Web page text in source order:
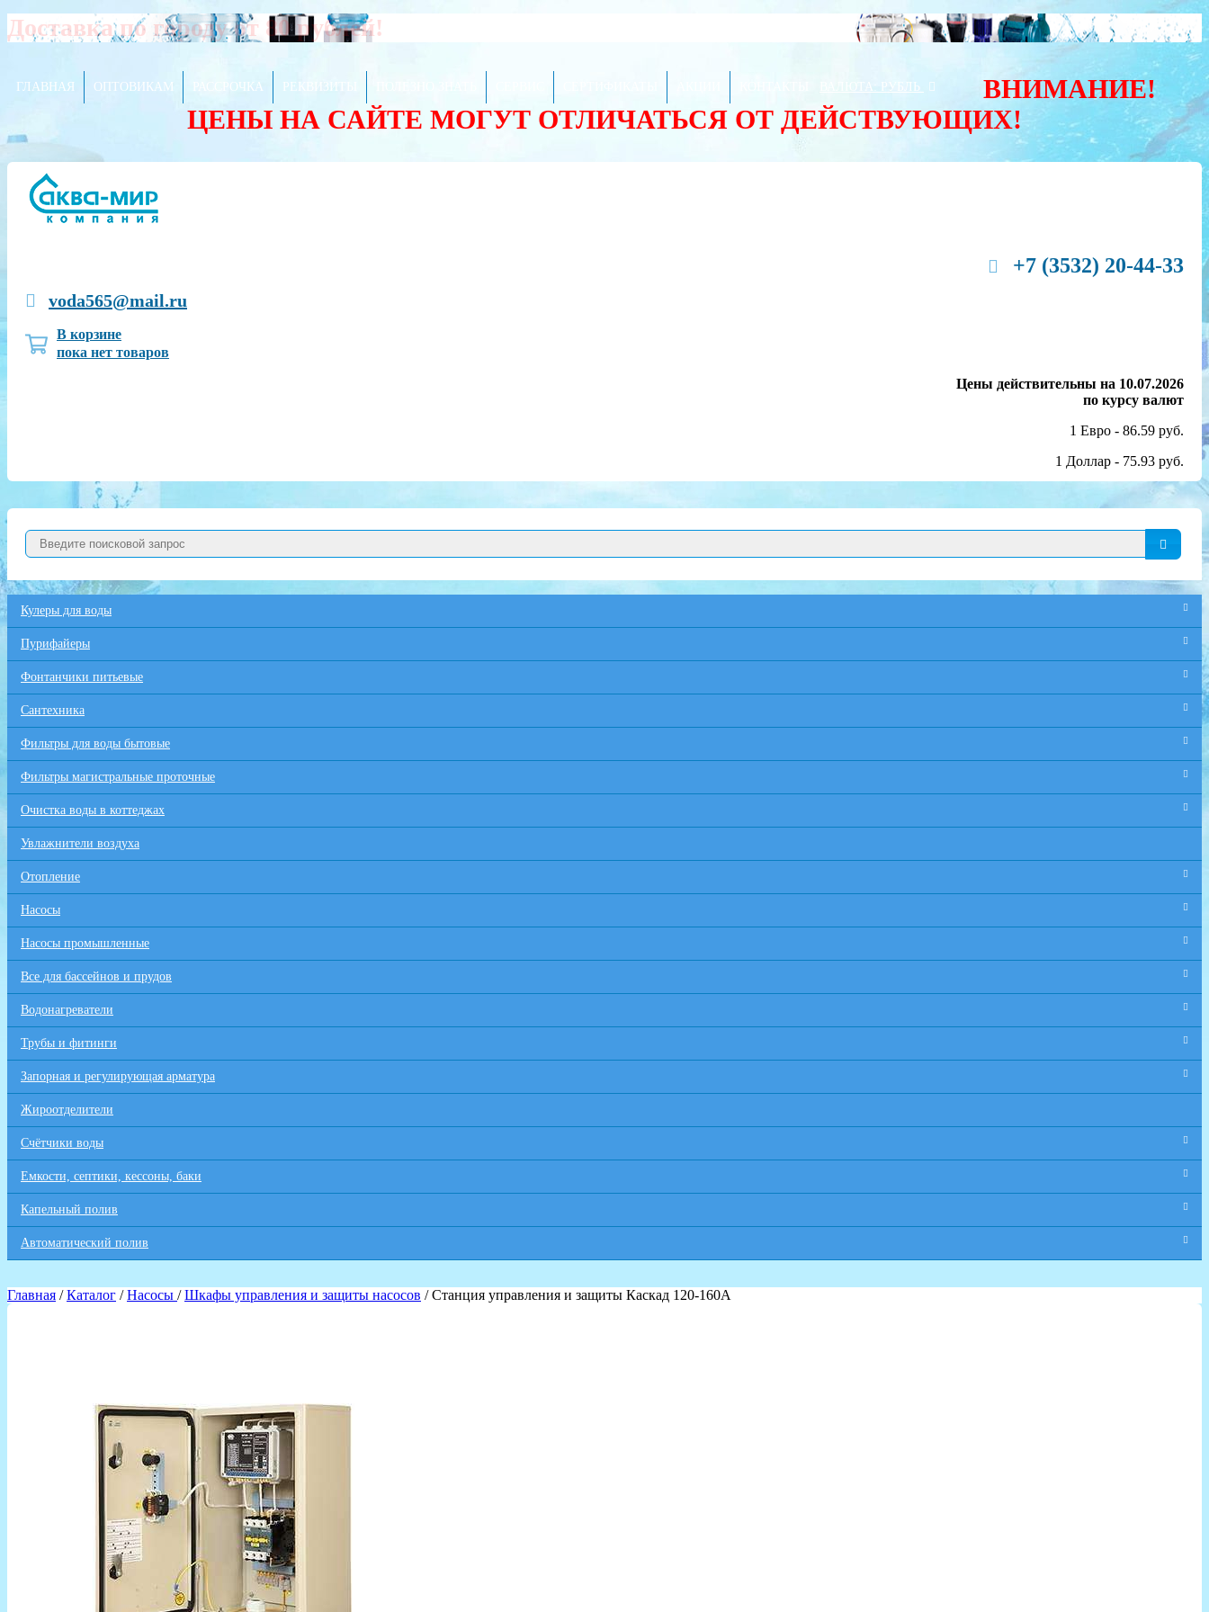
Доставка по городу от 80 рублей!
ГЛАВНАЯ ОПТОВИКАМ РАССРОЧКА РЕКВИЗИТЫ ВАЛЮТА: РУБЛЬ
ВНИМАНИЕ!
ЦЕНЫ НА САЙТЕ МОГУТ ОТЛИЧАТЬСЯ ОТ ДЕЙСТВУЮЩИХ!
+7 (3532) 20-44-33
voda565@mail.ru
В корзине
пока нет товаров
Цены действительны на 10.07.2026
по курсу валют
1 Евро - 86.59 руб.
1 Доллар - 75.93 руб.
Кулеры для воды
Пурифайеры
Фонтанчики питьевые
Сантехника
Фильтры для воды бытовые
Фильтры магистральные проточные
Очистка воды в коттеджах
Увлажнители воздуха
Отопление
Насосы
Насосы промышленные
Все для бaссейнов и прудов
Водонагреватели
Трубы и фитинги
Запорная и регулирующая арматура
Жироотделители
Счётчики воды
Емкости, септики, кессоны, баки
Капельный полив
Автоматический полив
Главная /Каталог /Насосы /Шкафы управления и защиты насосов / Станция управления и защиты Каскад 120-160А